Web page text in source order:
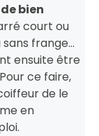
bien
court ou
sans frange…
ensuite être
ce faire,
de le
en